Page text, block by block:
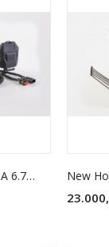
New Holland TS 135 A 6.7 CR R6 136 Hp 612 Nm Traktör Chip Tuning